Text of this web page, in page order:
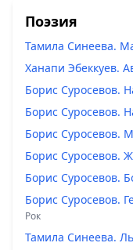
Поэзия
Тамила Синеева.
Ханапи Эбеккуев.
Борис Суросевов.
Борис Суросевов.
Борис Суросевов.
Борис Суросевов.
Борис Суросевов.
Борис Суросевов.
Рок
Тамила Синеева.